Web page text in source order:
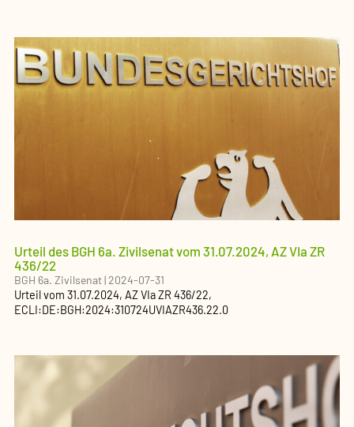
Urteil des BGH 6a. Zivilsenat vom 31.07.2024, AZ VIa ZR
436/22
BGH 6a. Zivilsenat|2024-07-31
Urteilvom 31.07.2024, AZVIa ZR 436/22,
ECLI:DE:BGH:2024:310724UVIAZR436.22.0